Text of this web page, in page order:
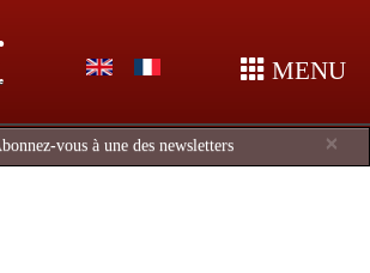
MENU
×
vous à une des newsletters